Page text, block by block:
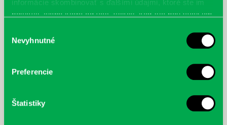
informácie skombinovať s ďalšími údajmi, ktoré ste im
poskytli, alebo ktoré od vás získali, keď ste používali ich
súhlasu
Nevyhnutné
Preferencie
Štatistiky
cyklistu modernej doby: